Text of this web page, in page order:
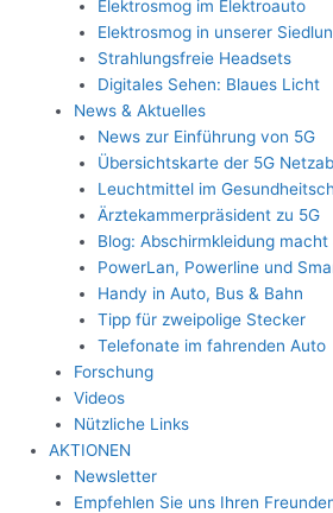
Elektrosmog im Elektroauto
Elektrosmog in unserer
Strahlungsfreie Headsets
Digitales Sehen: Blaues Licht
News & Aktuelles
News zur Einführung von 5G
Übersichtskarte der 5G
Leuchtmittel im
Ärztekammerpräsident zu 5G
Blog: Abschirmkleidung macht
PowerLan, Powerline und
Handy in Auto, Bus & Bahn
Tipp für zweipolige Stecker
Telefonate im fahrenden Auto
Forschung
Videos
Nützliche Links
AKTIONEN
Newsletter
Empfehlen Sie uns Ihren